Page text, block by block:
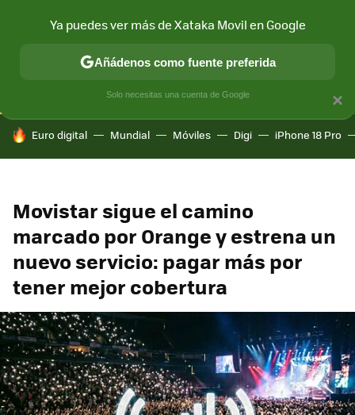
CONECTIVIDAD MÓVIL Y SOCIEDAD APLICACIONES
HOY SE HABLA DE
Euro digital Mundial Móviles Digi iPhone 18 Pro
Movistar sigue el camino
marcado por Orange y estrena un
nuevo servicio: pagar más por
tener mejor cobertura
×
Ya puedes ver más de Xataka Movil en Google
Añádenos como fuente preferida
Solo necesitas una cuenta de Google